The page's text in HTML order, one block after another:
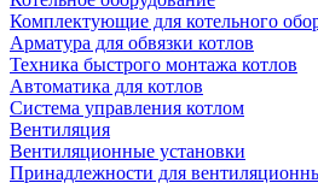
Комплектующие для котельного
Арматура для обвязки котлов
Техника быстрого монтажа котлов
Автоматика для котлов
Система управления котлом
Вентиляция
Вентиляционные установки
Принадлежности для